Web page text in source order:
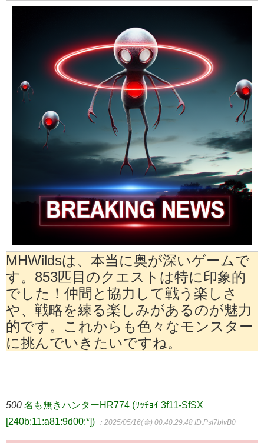
MHWildsは、本当に奥が深いゲームで
す。853匹目のクエストは特に印象的
でした！仲間と協力して戦う楽しさ
や、戦略を練る楽しみがあるのが魅力
的です。これからも色々なモンスター
に挑んでいきたいですね。
500 名も無きハンターHR774 (ﾜｯﾁｮｲ 3f11-SfSX
[240b:11:a81:9d00:*])
：2025/05/16(金) 00:40:29.48 ID:PsI7blvB0